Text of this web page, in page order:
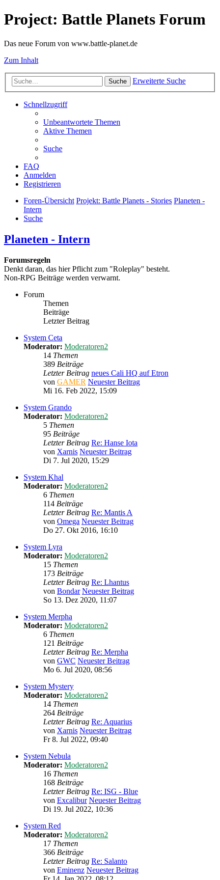
Project: Battle Planets Forum
Das neue Forum von www.battle-planet.de
Zum Inhalt
Suche Erweiterte Suche
Schnellzugriff
Unbeantwortete Themen
Aktive Themen
Suche
FAQ
Anmelden
Registrieren
Foren-Übersicht Projekt: Battle Planets - Stories Planeten -
Intern
Suche
Planeten - Intern
Forumsregeln
Denkt daran, das hier Pflicht zum "Roleplay" besteht.
Non-RPG Beiträge werden verwarnt.
Forum
Themen
Beiträge
Letzter Beitrag
System Ceta
Moderator: Moderatoren2
14 Themen
389 Beiträge
Letzter Beitrag neues Cali HQ auf Etron
von GAMER Neuester Beitrag
Mi 16. Feb 2022, 15:09
System Grando
Moderator: Moderatoren2
5 Themen
95 Beiträge
Letzter Beitrag Re: Hanse Iota
von Xarnis Neuester Beitrag
Di 7. Jul 2020, 15:29
System Khal
Moderator: Moderatoren2
6 Themen
114 Beiträge
Letzter Beitrag Re: Mantis A
von Omega Neuester Beitrag
Do 27. Okt 2016, 16:10
System Lyra
Moderator: Moderatoren2
15 Themen
173 Beiträge
Letzter Beitrag Re: Lhantus
von Bondar Neuester Beitrag
So 13. Dez 2020, 11:07
System Merpha
Moderator: Moderatoren2
6 Themen
121 Beiträge
Letzter Beitrag Re: Merpha
von GWC Neuester Beitrag
Mo 6. Jul 2020, 08:56
System Mystery
Moderator: Moderatoren2
14 Themen
264 Beiträge
Letzter Beitrag Re: Aquarius
von Xarnis Neuester Beitrag
Fr 8. Jul 2022, 09:40
System Nebula
Moderator: Moderatoren2
16 Themen
168 Beiträge
Letzter Beitrag Re: ISG - Blue
von Excalibur Neuester Beitrag
Di 19. Jul 2022, 10:36
System Red
Moderator: Moderatoren2
17 Themen
366 Beiträge
Letzter Beitrag Re: Salanto
von Eminenz Neuester Beitrag